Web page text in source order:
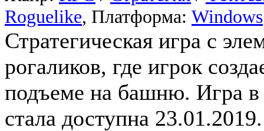
Roguelike, Платформа: Windows
Стратегическая игра с
рогаликов, где игрок
подъеме на башню. Игра в
стала доступна 23.01.2019.